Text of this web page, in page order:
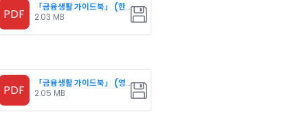
PDF
「금융생활 가이드북」 (한국
2.03 MB
PDF
「금융생활 가이드북」 (영어
2.05 MB